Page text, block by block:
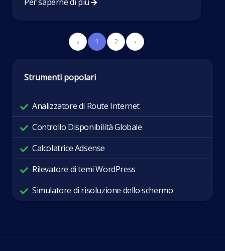
‹ 1 2 ›
Strumenti popolari
Analizzatore di Route Internet
Controllo Disponibilità Globale
Calcolatrice Adsense
Rilevatore di temi WordPress
Simulatore di risoluzione dello schermo